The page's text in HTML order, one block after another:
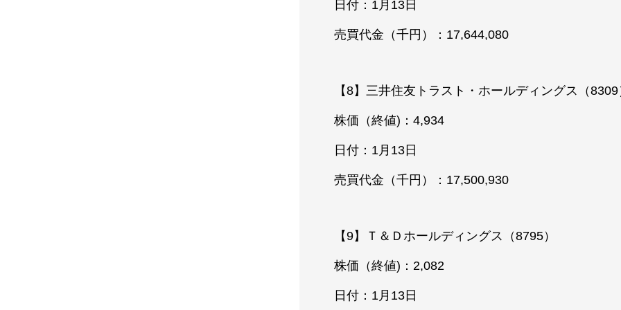
日付：1月13日
売買代金（千円）：17,644,080
【8】三井住友トラスト・ホールディングス（8309
株価（終値)：4,934
日付：1月13日
売買代金（千円）：17,500,930
【9】Ｔ＆Ｄホールディングス（8795）
株価（終値)：2,082
日付：1月13日